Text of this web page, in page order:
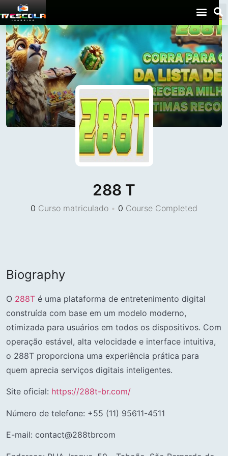
288 T
0 Curso matriculado • 0 Course Completed
Biography
O 288T é uma plataforma de entretenimento digital
construída com base em um modelo moderno,
otimizada para usuários em todos os dispositivos. Com
operação estável, alta velocidade e interface intuitiva,
o 288T proporciona uma experiência prática para
quem aprecia serviços digitais inteligentes.
Site oficial: https://288t-br.com/
Número de telefone: +55 (11) 95611-4511
E-mail: contact@288tbrcom